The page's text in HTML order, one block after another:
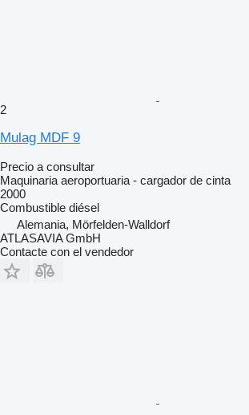
2
Mulag MDF 9
Precio a consultar
Maquinaria aeroportuaria - cargador de cinta
2000
Combustible diésel
Alemania, Mörfelden-Walldorf
ATLASAVIA GmbH
Contacte con el vendedor